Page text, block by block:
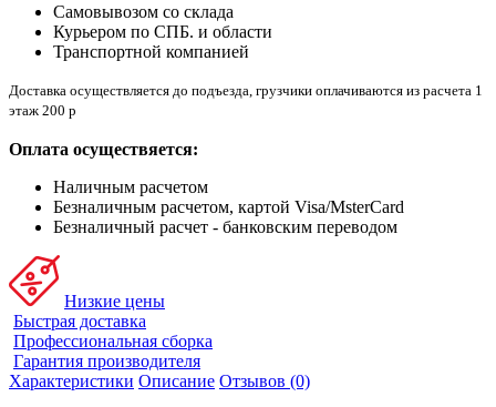
Самовывозом со склада
Курьером по СПБ. и области
Транспортной компанией
Доставка осуществляется до подъезда, грузчики оплачиваются из расчета 1
этаж 200 р
Оплата осуществяется:
Наличным расчетом
Безналичным расчетом, картой Visa/MsterCard
Безналичный расчет - банковским переводом
Низкие цены
Быстрая доставка
Профессиональная сборка
Гарантия производителя
Характеристики Описание Отзывов (0)